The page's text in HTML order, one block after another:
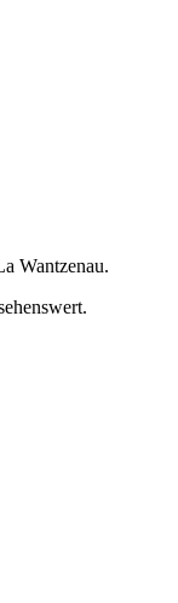
Wantzenau.